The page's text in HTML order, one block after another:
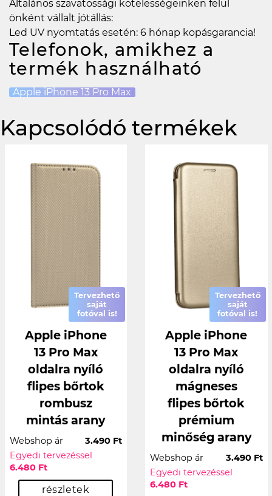
Általános szavatossági kötelességeinken felül
önként vállalt jótállás:
Led UV nyomtatás esetén: 6 hónap kopásgarancia!
Telefonok, amikhez a
termék használható
Apple iPhone 13 Pro Max
Kapcsolódó termékek
Tervezhető
saját
fotóval is!
Apple iPhone
13 Pro Max
oldalra nyíló
flipes bőrtok
rombusz
mintás arany
Webshop ár
3.490 Ft
Egyedi tervezéssel
6.480 Ft
részletek
Tervezhető
saját
fotóval is!
Apple iPhone
13 Pro Max
oldalra nyíló
mágneses
flipes bőrtok
prémium
minőség arany
Webshop ár
3.490 Ft
Egyedi tervezéssel
6.480 Ft